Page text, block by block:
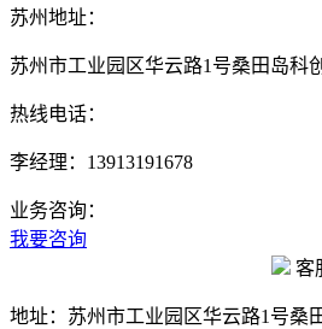
苏州地址：
苏州市工业园区华云路1号桑田岛科
热线电话：
李经理：13913191678
业务咨询：
我要咨询
客
地址： 苏州市工业园区华云路1号桑